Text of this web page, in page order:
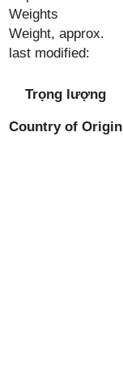
Weights
Weight, approx.
last modified:
Trọng lượng
Country of Origin